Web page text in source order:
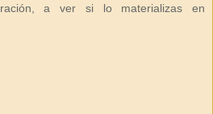
a ver si lo materializas en